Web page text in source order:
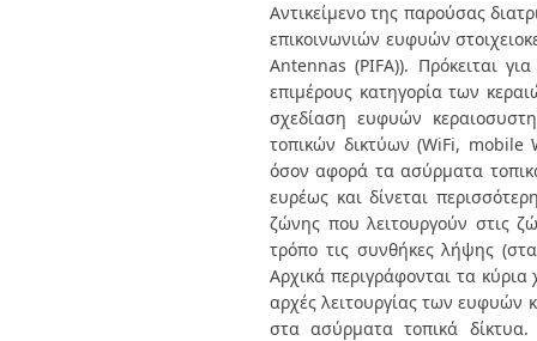
Αντικείμενο της παρούσας
επικοινωνιών ευφυών
Antennas (PIFA)). Πρόκειται
επιμέρους κατηγορία των
σχεδίαση ευφυών
τοπικών δικτύων (WiFi, mobile
όσον αφορά τα ασύρματα
ευρέως και δίνεται
ζώνης που λειτουργούν στις
τρόπο τις συνθήκες λήψης
Αρχικά περιγράφονται τα
αρχές λειτουργίας των ευφυών
στα ασύρματα τοπικά δίκτυα.